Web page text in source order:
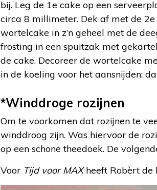
bij. Leg de 1e cake op een
circa 8 millimeter. Dek af met de
wortelcake in z’n geheel met de
frosting in een spuitzak met
de cake. Decoreer de wortelcake
in de koeling voor het aansnijden:
*Winddroge rozijnen
Om te voorkomen dat rozijnen te
winddroog zijn. Was hiervoor de
op een schone theedoek. De
Voor Tijd voor MAXheeft Robèrt de